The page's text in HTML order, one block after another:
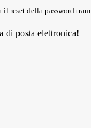
il reset della password
di posta elettronica!